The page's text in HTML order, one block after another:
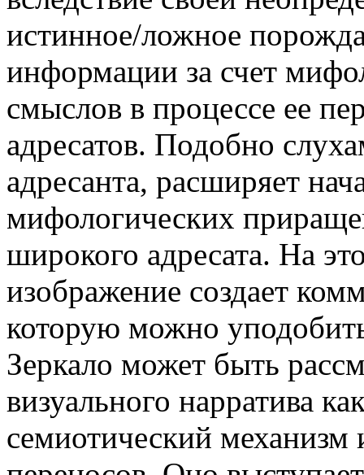
истинное/ложное
информации за счет
смыслов в процессе ее
адресатов. Подобно
адресанта, расширяет
мифологических
широкого адресата. На
изображение создает
которую можно
Зеркало может быть
визуального нарратива
семиотический